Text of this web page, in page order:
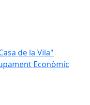
de la Vila"
Econòmic